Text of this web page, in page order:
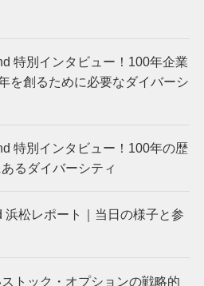
特別インタビュー！100年企業
を創るために必要なダイバーシ
特別インタビュー！100年の歴
るダイバーシティ
浜松レポート｜当日の様子と参
トック・オプションの戦略的